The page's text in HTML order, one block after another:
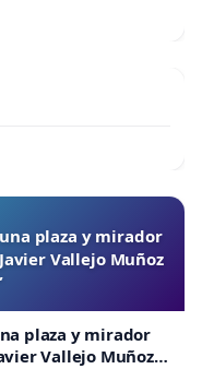
plaza y mirador
Vallejo Muñoz
plaza y mirador
Vallejo Muñoz